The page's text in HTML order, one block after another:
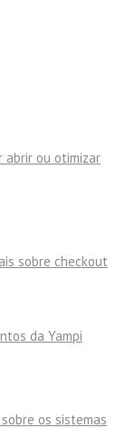
abrir ou otimizar
sobre checkout
da Yampi
os sistemas